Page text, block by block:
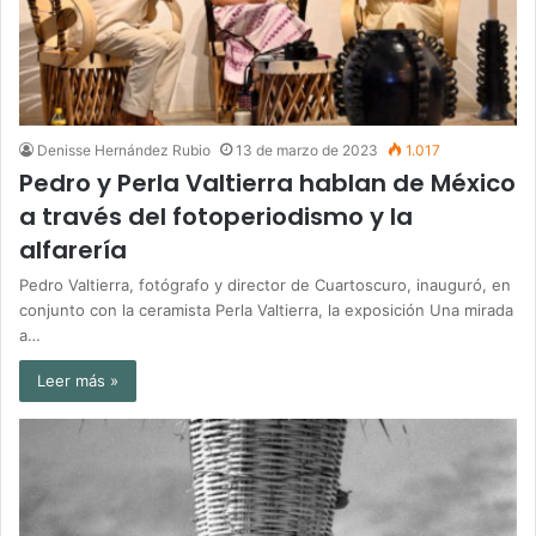
Denisse Hernández Rubio 13 de marzo de 2023 1.017
Pedro y Perla Valtierra hablan de México
a través del fotoperiodismo y la
alfarería
Pedro Valtierra, fotógrafo y director de Cuartoscuro, inauguró, en
conjunto con la ceramista Perla Valtierra, la exposición Una mirada
a…
Leer más »